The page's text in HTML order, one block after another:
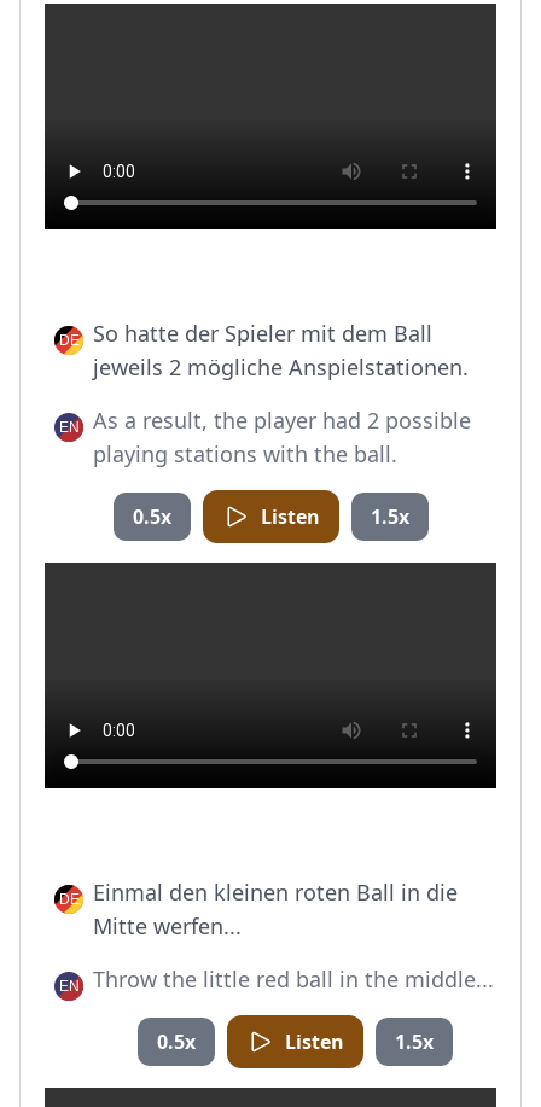
So hatte der Spieler mit dem Ball
jeweils 2 mögliche Anspielstationen.
As a result, the player had 2 possible
playing stations with the ball.
0.5x Listen 1.5x
Einmal den kleinen roten Ball in die
Mitte werfen...
Throw the little red ball in the middle...
0.5x Listen 1.5x